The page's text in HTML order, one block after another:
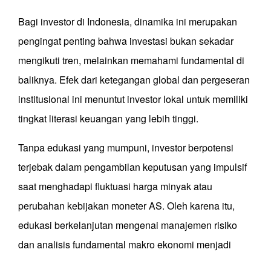
Bagi investor di Indonesia, dinamika ini merupakan
pengingat penting bahwa investasi bukan sekadar
mengikuti tren, melainkan memahami fundamental di
baliknya. Efek dari ketegangan global dan pergeseran
institusional ini menuntut investor lokal untuk memiliki
tingkat literasi keuangan yang lebih tinggi.
Tanpa edukasi yang mumpuni, investor berpotensi
terjebak dalam pengambilan keputusan yang impulsif
saat menghadapi fluktuasi harga minyak atau
perubahan kebijakan moneter AS. Oleh karena itu,
edukasi berkelanjutan mengenai manajemen risiko
dan analisis fundamental makro ekonomi menjadi